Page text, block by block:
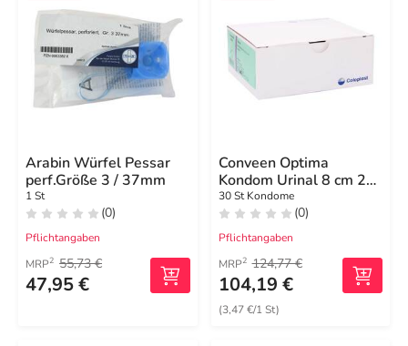
Arabin Würfel Pessar
perf.Größe 3 / 37mm
1 St
(0)
Pflichtangaben
MRP2 55,73 €
47,95 €
Conveen Optima
Kondom Urinal 8 cm 28
mm
30 St Kondome
(0)
Pflichtangaben
MRP2 124,77 €
104,19 €
(3,47 €/1 St)